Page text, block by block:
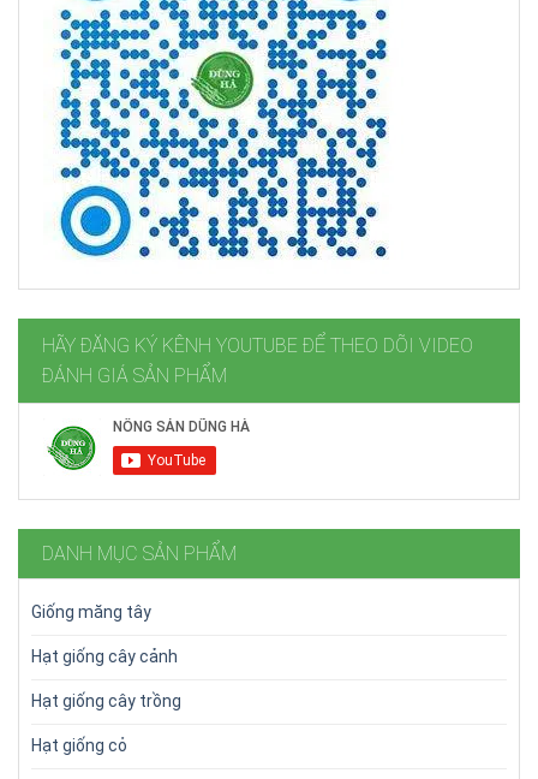
HÃY ĐĂNG KÝ KÊNH YOUTUBE ĐỂ THEO DÕI VIDEO
ĐÁNH GIÁ SẢN PHẨM
DANH MỤC SẢN PHẨM
Giống măng tây
Hạt giống cây cảnh
Hạt giống cây trồng
Hạt giống cỏ